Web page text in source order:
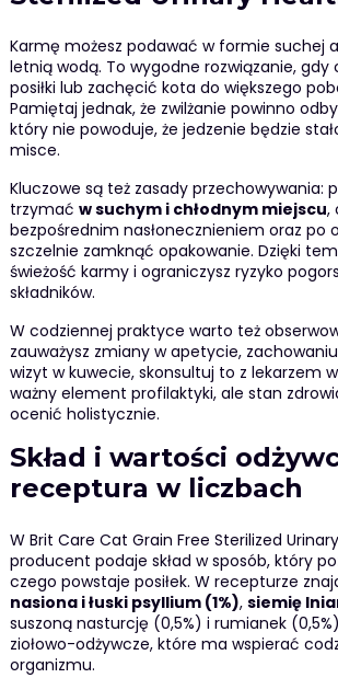
Karmę możesz podawać w formie suchej
letnią wodą. To wygodne rozwiązanie,
posiłki lub zachęcić kota do większego
Pamiętaj jednak, że zwilżanie powinno
który nie powoduje, że jedzenie będzie
misce.
Kluczowe są też zasady przechowywania:
trzymać w suchym i chłodnym miejscu,
bezpośrednim nasłonecznieniem oraz po
szczelnie zamknąć opakowanie. Dzięki
świeżość karmy i ograniczysz ryzyko
składników.
W codziennej praktyce warto też
zauważysz zmiany w apetycie,
wizyt w kuwecie, skonsultuj to z lekarzem
ważny element profilaktyki, ale stan
ocenić holistycznie.
Skład i wartości
receptura w liczbach
W Brit Care Cat Grain Free Sterilized
producent podaje skład w sposób, który
czego powstaje posiłek. W recepturze
nasiona i łuski psyllium (1%), siemię
suszoną nasturcję (0,5%) i rumianek
ziołowo-odżywcze, które ma wspierać
organizmu.